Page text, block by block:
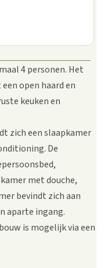
4 personen. Het
open haard en
keuken en
zich een slaapkamer
De
met douche,
bevindt zich aan
aparte ingang.
is mogelijk via een